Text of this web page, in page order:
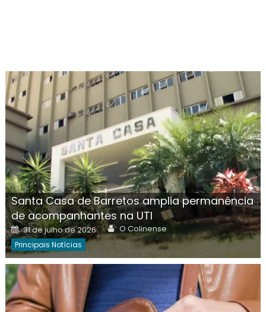
Santa Casa de Barretos amplia permanência
de acompanhantes na UTI
Posted
on
31 de julho de 2026 Author
O Colinense
Principais Notícias